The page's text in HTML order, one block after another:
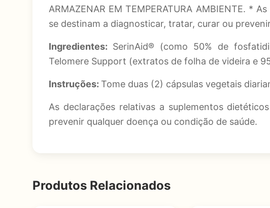
ARMAZENAR EM TEMPERATURA AMBIENTE. *
se destinam a diagnosticar, tratar, curar ou
Ingredientes: SerinAid® (como 50% de
Telomere Support (extratos de folha de videira e
Instruções: Tome duas (2) cápsulas vegetais
As declarações relativas a suplementos
prevenir qualquer doença ou condição de saúde.
Produtos Relacionados